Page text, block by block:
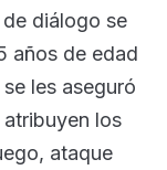
diálogo se
años de edad
les aseguró
los
ataque